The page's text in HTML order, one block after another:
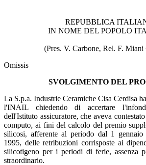
REPUBBLICA
IN NOME DEL POPOLO
(Pres. V. Carbone, Rel. F. Miani
Omissis
SVOLGIMENTO DEL
La S.p.a. Industrie Ceramiche Cisa Cerdisa
l'INAIL chiedendo di accertare
dell'Istituto assicuratore, che aveva
computo, ai fini del calcolo del premio
silicosi, afferente al periodo dal 1
1995, delle retribuzioni corrisposte ai
silicotigeno per i periodi di ferie, assenza
straordinario.